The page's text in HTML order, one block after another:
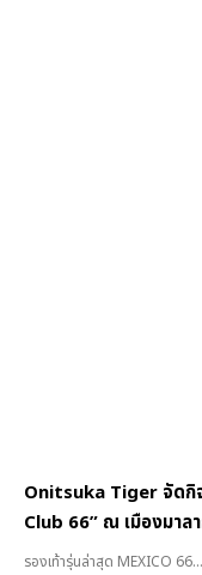
Onitsuka Tiger จัดกิ
Club 66” ณ เมืองมาล
รองเท้ารุ่นล่าสุด MEXICO 66...